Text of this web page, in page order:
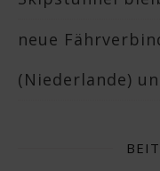
neue
(Niederlande)